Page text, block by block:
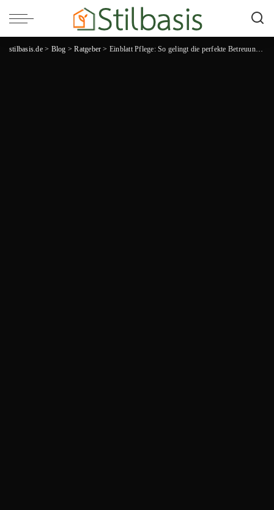
stilbasis.de> Blog >Ratgeber > Einblatt Pflege: So gelingt die perfekte Betreuung dieser anspruchsvollen Zimmerpflanze